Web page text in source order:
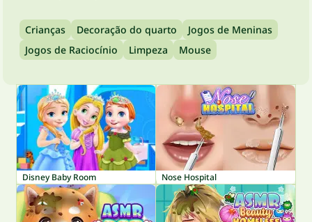
Crianças Decoração do quarto
Jogos de Meninas
Jogos de Raciocínio
Limpeza Mouse
Disney Baby Room Nose Hospital